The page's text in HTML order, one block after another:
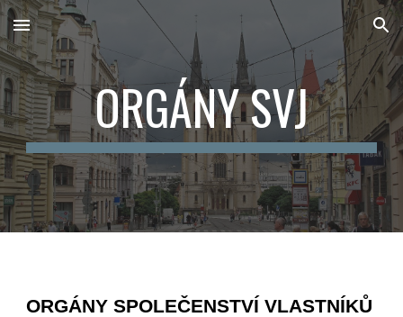
Skip to main content Skip to navigation
ORGÁNY SVJ
ORGÁNY SPOLEČENSTVÍ VLASTNÍKŮ